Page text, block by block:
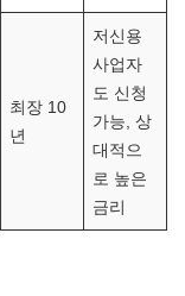
최장 10
년
저신용
사업자
도 신청
가능, 상
대적으
로 높은
금리